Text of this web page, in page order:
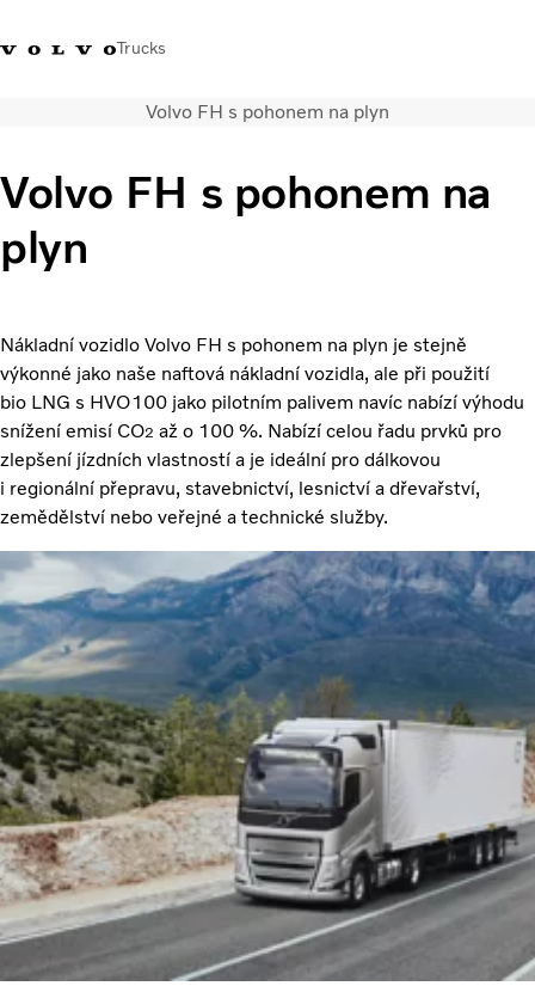
Trucks
Klub řidičů
Přihlášení k Volvo
Modely
Servisní síť a prodej
Novinky
Kontaktujte nás
Kariéra
O nás
Volvo FH s pohonem na plyn
Volvo FH s pohonem na
plyn
Nákladní vozidlo Volvo FH s pohonem na plyn je stejně
výkonné jako naše naftová nákladní vozidla, ale při použití
bio LNG s HVO100 jako pilotním palivem navíc nabízí výhodu
snížení emisí CO2 až o 100 %. Nabízí celou řadu prvků pro
zlepšení jízdních vlastností a je ideální pro dálkovou
i regionální přepravu, stavebnictví, lesnictví a dřevařství,
zemědělství nebo veřejné a technické služby.